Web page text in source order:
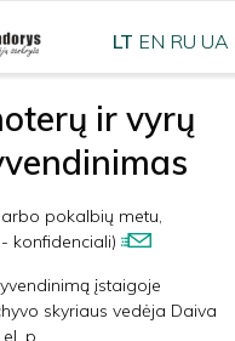
ir vyrų
pokalbių metu,
konfidenciali)
įstaigoje
skyriaus vedėja Daiva
p.
LT EN RU UA